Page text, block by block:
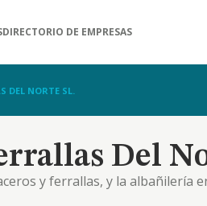
DIRECTORIO DE EMPRESAS
DEL NORTE SL.
Del
y ferrallas, y la albañilería
urbanas, explotación en